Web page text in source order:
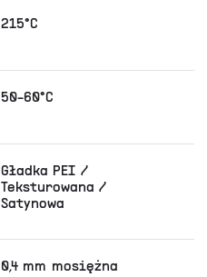
215°C
50-60°C
Gładka PEI /
Teksturowana /
Satynowa
0,4 mm mosiężna